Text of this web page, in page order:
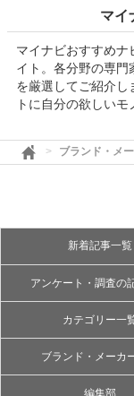
マイ
マイナビおすすめ
イト。各分野の専門
を厳選してご紹介し
トに自分の欲しいモ
ブランド・メ
新着記事一覧
アンケート・調査の
カテゴリー一
ブランド・メーカ
編集部